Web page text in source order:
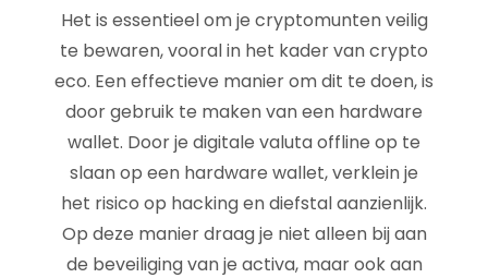
Het is essentieel om je cryptomunten veilig
te bewaren, vooral in het kader van crypto
eco. Een effectieve manier om dit te doen, is
door gebruik te maken van een hardware
wallet. Door je digitale valuta offline op te
slaan op een hardware wallet, verklein je
het risico op hacking en diefstal aanzienlijk.
Op deze manier draag je niet alleen bij aan
de beveiliging van je activa, maar ook aan